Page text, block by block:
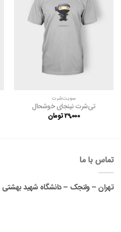
مندی
سویت‌شرت
تی‌شرت نینجای خوشحال
29,000تومان
تماس با ما
تهران – ولنجک – دانشگاه شهید بهشتی